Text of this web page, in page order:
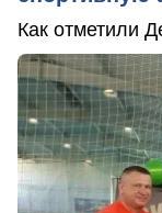
Как отметили